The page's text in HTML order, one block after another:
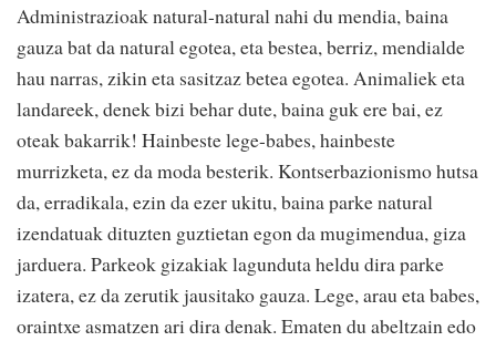
Administrazioak natural-natural nahi du mendia, baina
gauza bat da natural egotea, eta bestea, berriz, mendialde
hau narras, zikin eta sasitzaz betea egotea. Animaliek eta
landareek, denek bizi behar dute, baina guk ere bai, ez
oteak bakarrik! Hainbeste lege-babes, hainbeste
murrizketa, ez da moda besterik. Kontserbazionismo hutsa
da, erradikala, ezin da ezer ukitu, baina parke natural
izendatuak dituzten guztietan egon da mugimendua, giza
jarduera. Parkeok gizakiak lagunduta heldu dira parke
izatera, ez da zerutik jausitako gauza. Lege, arau eta babes,
oraintxe asmatzen ari dira denak. Ematen du abeltzain edo